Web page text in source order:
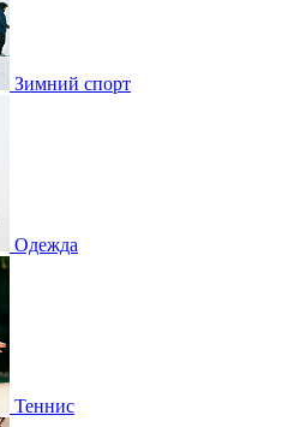
Зимний спорт
Одежда
Теннис